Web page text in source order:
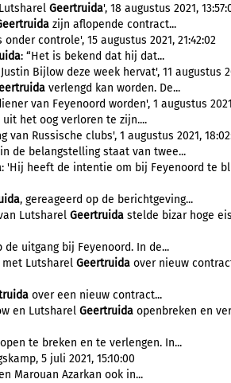
Geertruida', 18 augustus 2021,
zijn aflopende contract...
controle', 15 augustus 2021, 21:42:02
: “Het is bekend dat hij dat...
Bijlow deze week hervat', 11 augustus
verlengd kan worden. De...
van Feyenoord worden', 1 augustus
het oog verloren te zijn....
van Russische clubs', 1 augustus 2021,
in de belangstelling staat van twee...
: 'Hij heeft de intentie om bij Feyenoord te
, gereageerd op de berichtgeving...
Lutsharel Geertruida stelde bizar hoge
uitgang bij Feyenoord. In de...
met Lutsharel Geertruida over nieuw
over een nieuw contract...
en Lutsharel Geertruida openbreken en
open te breken en te verlengen. In...
5 juli 2021, 15:10:00
Marouan Azarkan ook in...